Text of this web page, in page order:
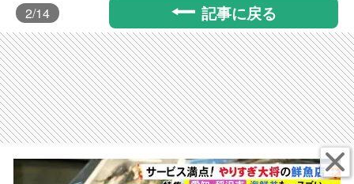
2/14 記事に戻る